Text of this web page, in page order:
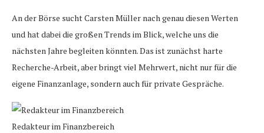
An der Börse sucht Carsten Müller nach genau diesen Werten
und hat dabei die großen Trends im Blick, welche uns die
nächsten Jahre begleiten könnten. Das ist zunächst harte
Recherche-Arbeit, aber bringt viel Mehrwert, nicht nur für die
eigene Finanzanlage, sondern auch für private Gespräche.
Redakteur im Finanzbereich